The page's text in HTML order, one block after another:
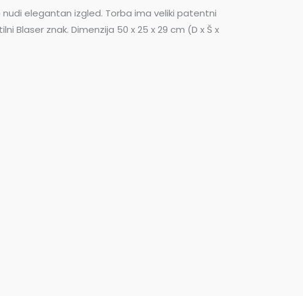
elegantan izgled. Torba ima veliki patentni
Blaser znak. Dimenzija 50 x 25 x 29 cm (D x Š x